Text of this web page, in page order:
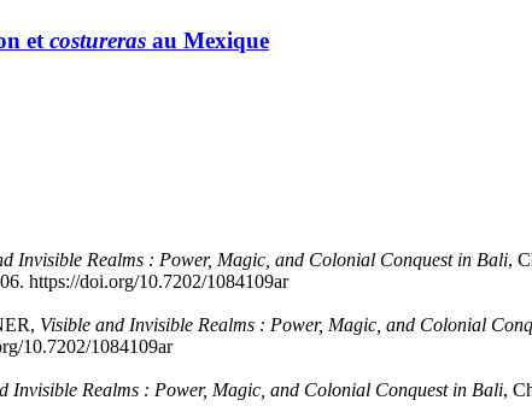
et costureras au Mexique
Invisible Realms : Power, Magic, and Colonial Conquest in Bali,
https://doi.org/10.7202/1084109ar
Visible and Invisible Realms : Power, Magic, and Colonial
10.7202/1084109ar
Invisible Realms : Power, Magic, and Colonial Conquest in Bali,